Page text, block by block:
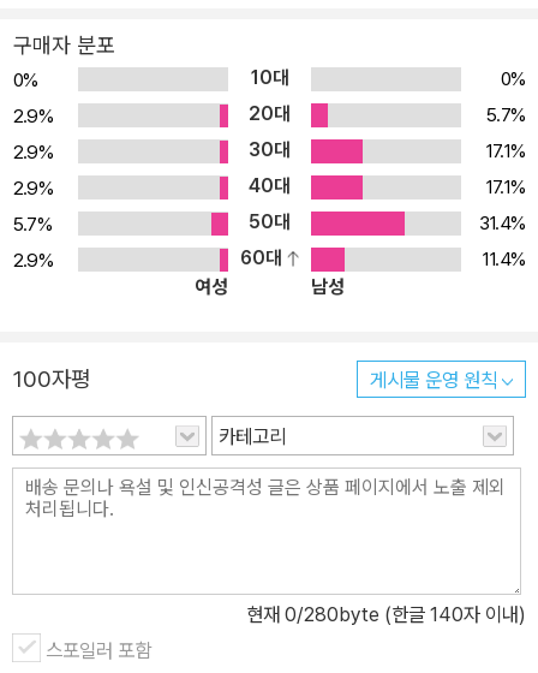
와 직접적 또는 간접적 관련 아래 독자적인 사상을 전개한 수많은 현
대철학자, 심지어 충실한 연구조교였던 란트그레베와 핑크까지 나중
에는 암묵적이든 명시적이든, 선험적 현상학을 비판하고 거부했다.
후설은 이들이 거둔 성과를 높이 평가했지만, 결코 선험적 현상학을
포기하지 않고 끝까지 견지했다. 그가 후기에 ‘생활세계’를 문제 삼았
던 것도 선험적 현상학(목적)에 이르기 위한 하나의 길(방법)이었다.
방법(method)은 어원상(meta+hodos) ‘무엇을 얻기 위한 과정과
절차’를 뜻하듯이, 그것이 추구하는 목적과 결코 분리될 수 없기 때문
도 오랜 연관은 심리학주의의 시각을 견지했던 교수자격논문 『수 개
념에 관해서』(1887)에서 『위기』(1936) 제3부 ‘선험적 문제의 해명
과 이에 관련된 심리학의 기능’, 특히 ‘심리학으로부터 현상학적 선험
철학에 이르는 길’까지 후설의 사상전개 전체를 지배했던 주제였다.
이것은 심리학주의를 철저히 비판한 『논리연구』 제1권, 다양한 지향
적 의식체험을 분석한 『논리연구』 제2권, 순수 의식의 영역과 보편적
근본법칙을 통해 그 구성의 문제를 다룬 『이념들』 제2권, 심지어 심
리학과 현상학의 관련을 다루는 데 절반 이상의 분량을 할애한 『이념
들』 제3권 등에서 분명하게 확인할 수 있다. 그런데 이와 관련해 후설
구매자 분포
0% 10대
0%
2.9%
20대
5.7%
2.9%
30대
17.1%
2.9%
40대
17.1%
5.7%
50대
31.4%
2.9%
60대
11.4%
여성
남성
100자평 게시물 운영 원칙
카테고리
현재 0/280byte (한글 140자 이내)
스포일러 포함